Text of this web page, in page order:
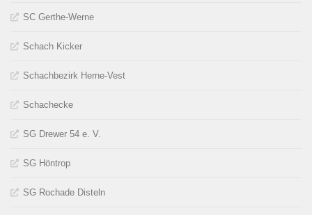
SC Gerthe-Werne
Schach Kicker
Schachbezirk Herne-Vest
Schachecke
SG Drewer 54 e. V.
SG Höntrop
SG Rochade Disteln